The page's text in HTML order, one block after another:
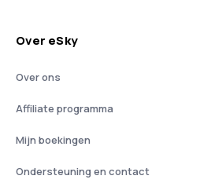
Over eSky
Over ons
Affiliate programma
Mijn boekingen
Ondersteuning en contact